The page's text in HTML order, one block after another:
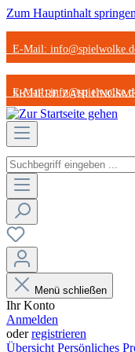
Zum Hauptinhalt springen
E-Mail:
SICHERE
STARK REDUZIERTE
GÜNSTIGER VERSAND
E-Mail:
SICHERE
STARK REDUZIERTE
GÜNSTIGER VERSAND
Menü schließen
Ihr Konto
Anmelden
oderregistrieren
Übersicht Persönliches